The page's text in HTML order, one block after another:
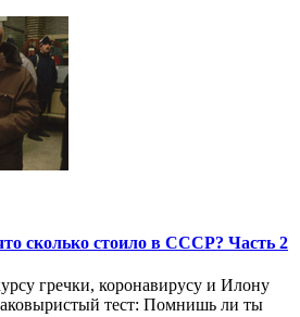
сколько стоило в СССР? Часть 2
гречки, коронавирусу и Илону
тест: Помнишь ли ты